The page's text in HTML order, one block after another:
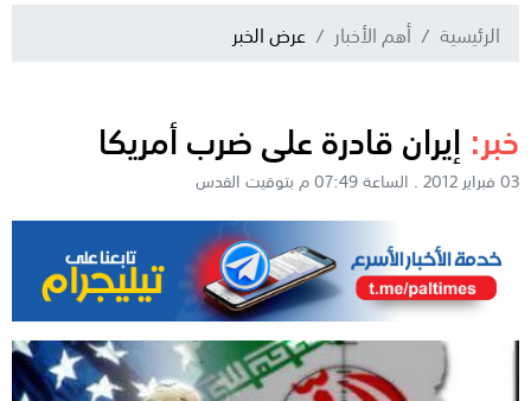
الرئيسية أهم الأخبار عرض الخبر
خبر: إيران قادرة على ضرب أمريكا
03 فبراير 2012 . الساعة 07:49 م بتوقيت القدس